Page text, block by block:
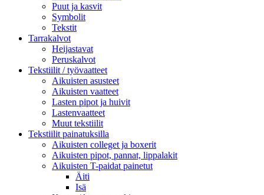
Puut ja kasvit
Symbolit
Tekstit
Tarrakalvot
Heijastavat
Peruskalvot
Tekstiilit / työvaatteet
Aikuisten asusteet
Aikuisten vaatteet
Lasten pipot ja huivit
Lastenvaatteet
Muut tekstiilit
Tekstiilit painatuksilla
Aikuisten colleget ja boxerit
Aikuisten pipot, pannat, lippalakit
Aikuisten T-paidat painetut
Äiti
Isä